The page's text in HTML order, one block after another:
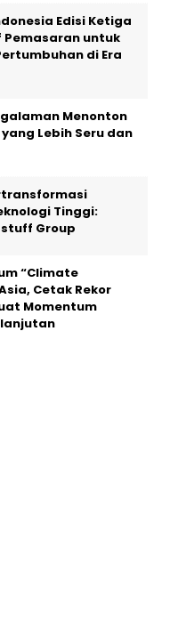
Edisi Ketiga
Pemasaran untuk
di Era
Menonton
Lebih Seru dan
Tinggi:
Group
“Climate
Cetak Rekor
Momentum